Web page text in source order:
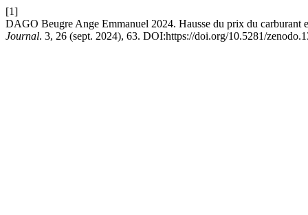
[1]
DAGO Beugre Ange Emmanuel 2024. Hausse du prix du carburant
Journal. 3, 26 (sept. 2024), 63. DOI:https://doi.org/10.5281/